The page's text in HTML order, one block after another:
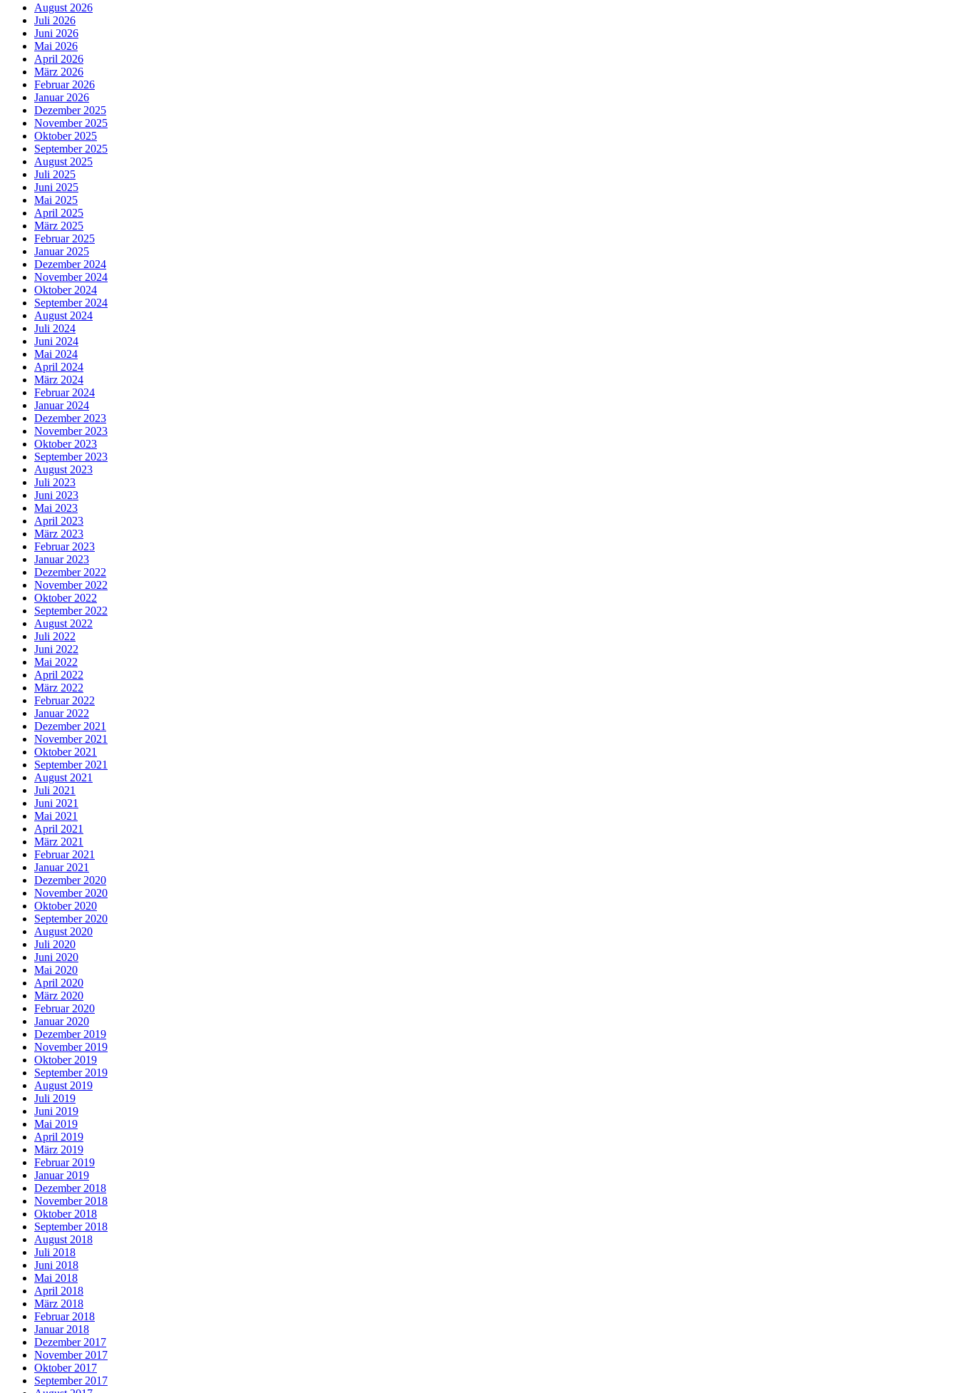
August 2026
Juli 2026
Juni 2026
Mai 2026
April 2026
März 2026
Februar 2026
Januar 2026
Dezember 2025
November 2025
Oktober 2025
September 2025
August 2025
Juli 2025
Juni 2025
Mai 2025
April 2025
März 2025
Februar 2025
Januar 2025
Dezember 2024
November 2024
Oktober 2024
September 2024
August 2024
Juli 2024
Juni 2024
Mai 2024
April 2024
März 2024
Februar 2024
Januar 2024
Dezember 2023
November 2023
Oktober 2023
September 2023
August 2023
Juli 2023
Juni 2023
Mai 2023
April 2023
März 2023
Februar 2023
Januar 2023
Dezember 2022
November 2022
Oktober 2022
September 2022
August 2022
Juli 2022
Juni 2022
Mai 2022
April 2022
März 2022
Februar 2022
Januar 2022
Dezember 2021
November 2021
Oktober 2021
September 2021
August 2021
Juli 2021
Juni 2021
Mai 2021
April 2021
März 2021
Februar 2021
Januar 2021
Dezember 2020
November 2020
Oktober 2020
September 2020
August 2020
Juli 2020
Juni 2020
Mai 2020
April 2020
März 2020
Februar 2020
Januar 2020
Dezember 2019
November 2019
Oktober 2019
September 2019
August 2019
Juli 2019
Juni 2019
Mai 2019
April 2019
März 2019
Februar 2019
Januar 2019
Dezember 2018
November 2018
Oktober 2018
September 2018
August 2018
Juli 2018
Juni 2018
Mai 2018
April 2018
März 2018
Februar 2018
Januar 2018
Dezember 2017
November 2017
Oktober 2017
September 2017